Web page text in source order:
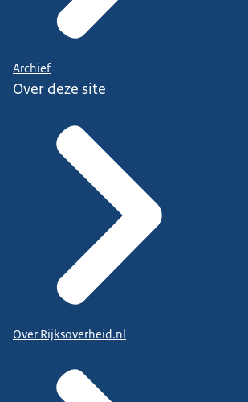
Archief
Over deze site
Over Rijksoverheid.nl